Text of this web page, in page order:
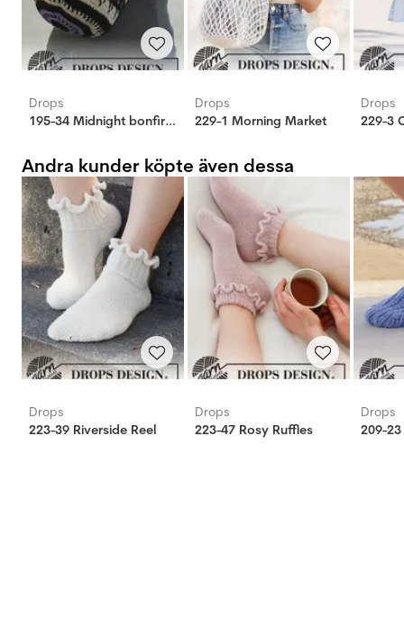
Drops
195-34 Midnight bonfires
Drops
229-1 Morning Market
Drops
Andra kunder köpte även dessa
Drops
223-39 Riverside Reel
Drops
223-47 Rosy Ruffles
Drops
209-